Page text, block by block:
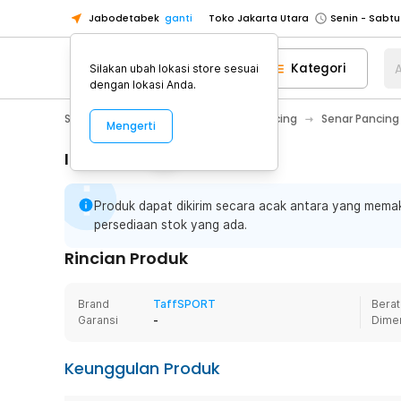
Jabodetabek ganti Toko Jakarta Utara
Toko Tangerang
Toko Cikupa
Pick n Go Jakarta Barat
Senin -
Pick n Go Bekasi
Senin - Jumat
Senin - Jumat
Senin -
Toko Jakarta Barat
Senin -
Toko Jakarta Utara
Senin -
Senin - Jumat
Pick n Go Depok
Kategori
Sport & Outdoor Olahraga Memancing Senar Pancing
Informasi Penting
Produk dapat dikirim secara acak antara yang
persediaan stok yang ada.
Rincian Produk
Brand
TaffSPORT
Garansi
-
Keunggulan Produk
Silakan ubah lokasi store sesuai
dengan lokasi Anda.
Mengerti